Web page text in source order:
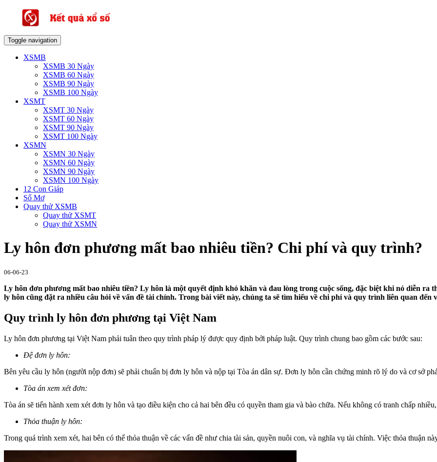
Toggle navigation
XSMB
XSMB 30 Ngày
XSMB 60 Ngày
XSMB 90 Ngày
XSMB 100 Ngày
XSMT
XSMT 30 Ngày
XSMT 60 Ngày
XSMT 90 Ngày
XSMT 100 Ngày
XSMN
XSMN 30 Ngày
XSMN 60 Ngày
XSMN 90 Ngày
XSMN 100 Ngày
12 Con Giáp
Sổ Mơ
Quay thử XSMB
Quay thử XSMT
Quay thử XSMN
Ly hôn đơn phương mất bao nhiêu tiền? Chi phí và quy trình?
06-06-23
Ly hôn đơn phương mất bao nhiêu tiền? Ly hôn là một quyết định khó khăn và đau lòng trong cuộc sống, đặc biệt khi nó diễn
ly hôn cũng đặt ra nhiều câu hỏi về vấn đề tài chính. Trong bài viết này, chúng ta sẽ tìm hiểu về chi phí và quy trình liên quan
Quy trình ly hôn đơn phương tại Việt Nam
Ly hôn đơn phương tại Việt Nam phải tuân theo quy trình pháp lý được quy định bởi pháp luật. Quy trình chung bao gồm các bước sau:
Đệ đơn ly hôn:
Bên yêu cầu ly hôn (người nộp đơn) sẽ phải chuẩn bị đơn ly hôn và nộp tại Tòa án dân sự. Đơn ly hôn cần chứng minh rõ lý do và cơ sở
Tòa án xem xét đơn:
Tòa án sẽ tiến hành xem xét đơn ly hôn và tạo điều kiện cho cả hai bên đều có quyền tham gia và bào chữa. Nếu không có tranh chấp
Thỏa thuận ly hôn:
Trong quá trình xem xét, hai bên có thể thỏa thuận về các vấn đề như chia tài sản, quyền nuôi con, và nghĩa vụ tài chính. Việc thỏa thuận